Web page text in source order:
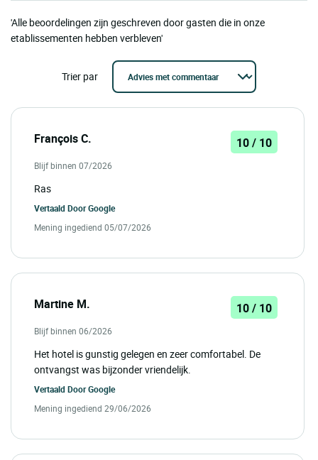
'Alle beoordelingen zijn geschreven door gasten die in onze
etablissementen hebben verbleven'
Trier par
François C. 10 / 10
Blijf binnen 07/2026
Ras
Vertaald DoorGoogle
Mening ingediend 05/07/2026
Martine M. 10 / 10
Blijf binnen 06/2026
Het hotel is gunstig gelegen en zeer comfortabel. De
ontvangst was bijzonder vriendelijk.
Vertaald DoorGoogle
Mening ingediend 29/06/2026